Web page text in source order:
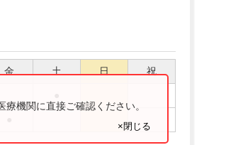
金 土 日 祝
機関に直接ご確認ください。
×閉じる